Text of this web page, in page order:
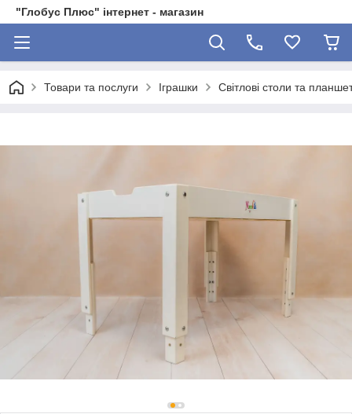
"Глобус Плюс" інтернет - магазин
Товари та послуги Іграшки Світлові столи та